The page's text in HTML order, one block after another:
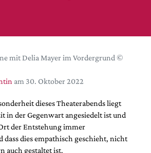
mit Delia Mayer im Vordergrund ©
am 30. Oktober 2022
dieses Theaterabends liegt
in der Gegenwart angesiedelt ist und
der Entstehung immer
dass dies empathisch geschieht, nicht
auch gestaltet ist.